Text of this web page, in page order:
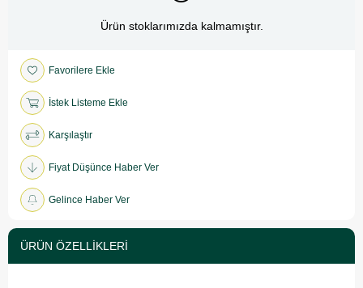
Ürün stoklarımızda kalmamıştır.
Favorilere Ekle
İstek Listeme Ekle
Karşılaştır
Fiyat Düşünce Haber Ver
Gelince Haber Ver
ÜRÜN ÖZELLIKLERI